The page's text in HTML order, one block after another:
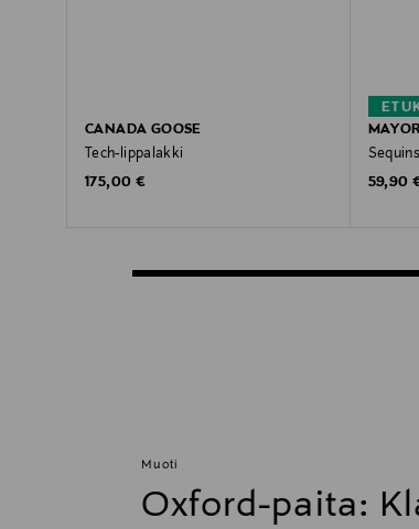
CANADA GOOSE
Tech-lippalakki
Original Price
175,00 €
Original
59,90
Muoti
Oxford-paita: